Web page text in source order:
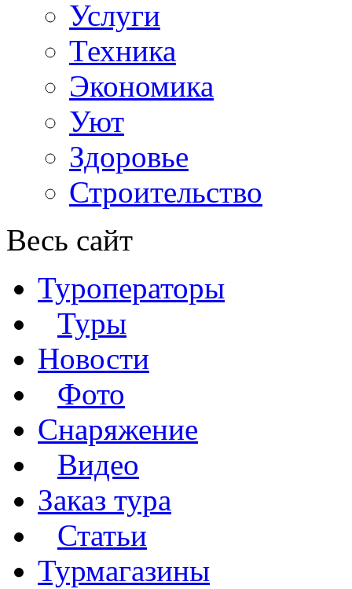
Услуги
Техника
Экономика
Уют
Здоровье
Строительство
Весь сайт
Туроператоры
Туры
Новости
Фото
Снаряжение
Видео
Заказ тура
Статьи
Турмагазины